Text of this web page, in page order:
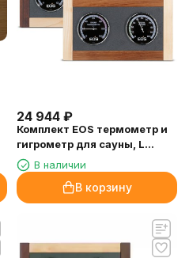
24 944 ₽
Комплект EOS термометр и
гигрометр для сауны, L
(клен)В наличии
В корзину